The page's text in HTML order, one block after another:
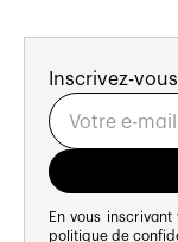
Inscrivez-
En vous
politique de